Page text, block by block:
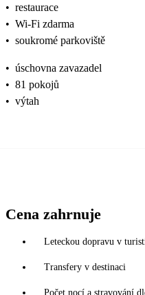
• restaurace
• Wi-Fi zdarma
• soukromé parkoviště
• úschovna zavazadel
• 81 pokojů
• výtah
Cena zahrnuje
Leteckou dopravu v
Transfery v destinaci
Počet nocí a stravování